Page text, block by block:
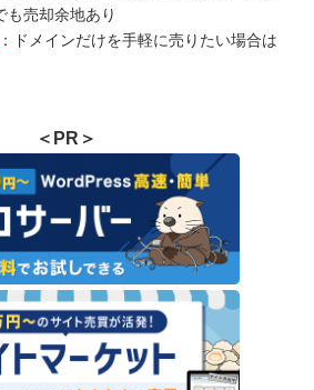
も売却余地あり
：ドメインだけを手軽に売りたい場合は
＜PR＞